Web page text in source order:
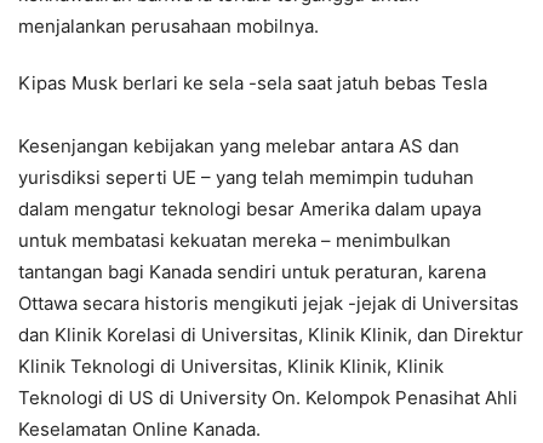
Kipas Musk berlari ke sela -sela saat jatuh bebas Tesla
Kesenjangan kebijakan yang melebar antara AS dan
yurisdiksi seperti UE – yang telah memimpin tuduhan
dalam mengatur teknologi besar Amerika dalam upaya
untuk membatasi kekuatan mereka – menimbulkan
tantangan bagi Kanada sendiri untuk peraturan, karena
Ottawa secara historis mengikuti jejak -jejak di Universitas
dan Klinik Korelasi di Universitas, Klinik Klinik, dan Direktur
Klinik Teknologi di Universitas, Klinik Klinik, Klinik
Teknologi di US di University On. Kelompok Penasihat Ahli
Keselamatan Online Kanada.